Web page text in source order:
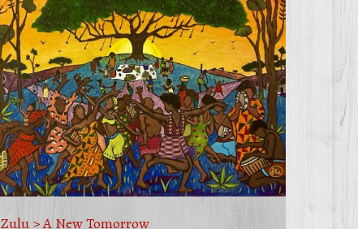
Zulu > A New Tomorrow